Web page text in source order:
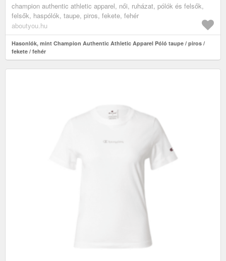
champion authentic athletic apparel, női, ruházat, pólók és felsők,
felsők, haspólók, taupe, piros, fekete, fehér
aboutyou.hu
Hasonlók, mint Champion Authentic Athletic Apparel Póló taupe / piros /
fekete / fehér